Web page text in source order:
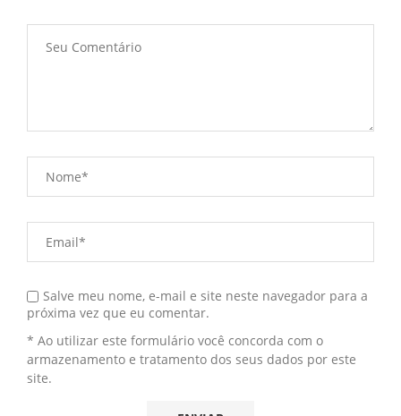
Salve meu nome, e-mail e site neste navegador para a
próxima vez que eu comentar.
* Ao utilizar este formulário você concorda com o
armazenamento e tratamento dos seus dados por este
site.